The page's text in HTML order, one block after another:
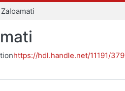
https://hdl.handle.net/11191/379